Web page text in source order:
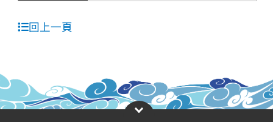
回上一頁